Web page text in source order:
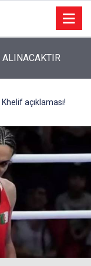
açıklaması!